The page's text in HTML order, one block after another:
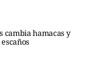
cambia hamacas y